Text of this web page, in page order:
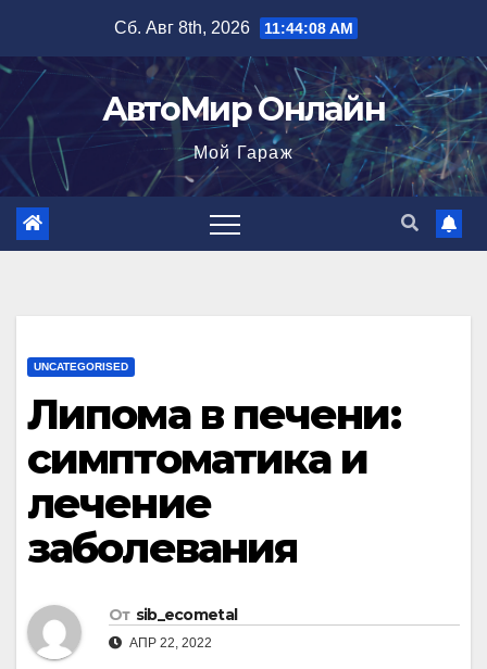
содержимому
Сб. Авг 8th, 2026 11:44:09 AM
АвтоМир Онлайн
Мой Гараж
UNCATEGORISED
Липома в печени:
симптоматика и
лечение
заболевания
От sib_ecometal
АПР 22, 2022